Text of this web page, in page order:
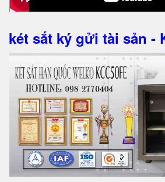
két sắt ký gửi tài sản -